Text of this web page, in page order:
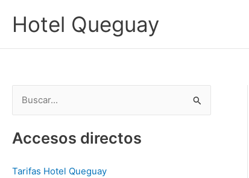
contenido
Hotel Queguay
c
a
Accesos directos
Tarifas Hotel Queguay